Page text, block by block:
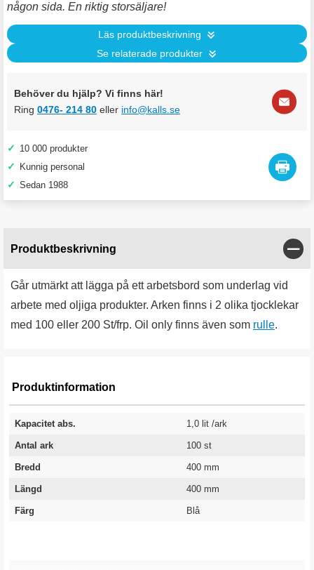
någon sida. En riktig storsäljare!
Läs produktbeskrivning
Se relaterade produkter
Behöver du hjälp? Vi finns här!
Ring 0476- 214 80 eller info@kalls.se
✓ 10 000 produkter
✓ Kunnig personal
✓ Sedan 1988
Produktbeskrivning
Går utmärkt att lägga på ett arbetsbord som underlag vid
arbete med oljiga produkter. Arken finns i 2 olika tjocklekar
med 100 eller 200 St/frp. Oil only finns även som rulle.
Produktinformation
Kapacitet abs. 1,0 lit /ark
Antal ark 100 st
Bredd 400 mm
Längd 400 mm
Färg Blå